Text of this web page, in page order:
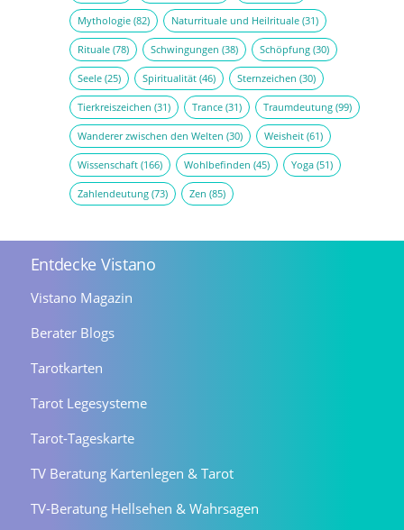
Mythologie(82) Naturrituale und Heilrituale(31)
Rituale(78) Schwingungen (38) Schöpfung(30)
Seele(25) Spiritualität(46) Sternzeichen (30)
Tierkreiszeichen (31) Trance(31) Traumdeutung(99)
Wanderer zwischen den Welten (30) Weisheit(61)
Wissenschaft(166) Wohlbefinden (45) Yoga(51)
Zahlendeutung(73) Zen (85)
Entdecke Vistano
Vistano Magazin
Berater Blogs
Tarotkarten
Tarot Legesysteme
Tarot-Tageskarte
TV Beratung Kartenlegen & Tarot
TV-Beratung Hellsehen & Wahrsagen